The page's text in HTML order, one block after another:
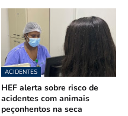
ACIDENTES
HEF alerta sobre risco de
acidentes com animais
peçonhentos na seca